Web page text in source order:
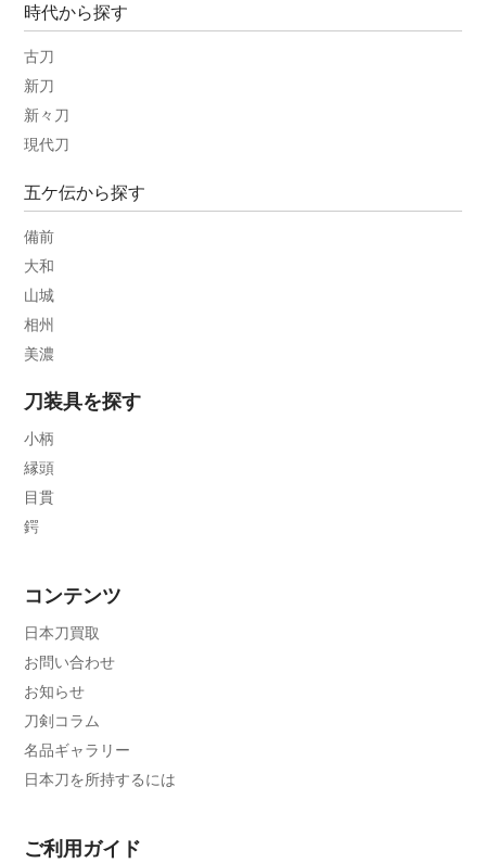
時代から探す
古刀
新刀
新々刀
現代刀
五ケ伝から探す
備前
大和
山城
相州
美濃
刀装具を探す
小柄
縁頭
目貫
鍔
コンテンツ
日本刀買取
お問い合わせ
お知らせ
刀剣コラム
名品ギャラリー
日本刀を所持するには
ご利用ガイド